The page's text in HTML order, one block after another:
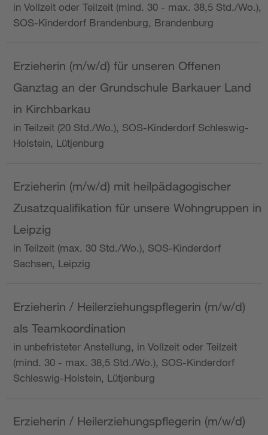
in Vollzeit oder Teilzeit (mind. 30 - max. 38,5 Std./Wo.),
SOS-Kinderdorf Brandenburg, Brandenburg
Erzieherin (m/w/d) für unseren Offenen
Ganztag an der Grundschule Barkauer Land
in Kirchbarkau
in Teilzeit (20 Std./Wo.), SOS-Kinderdorf Schleswig-
Holstein, Lütjenburg
Erzieherin (m/w/d) mit heilpädagogischer
Zusatzqualifikation für unsere Wohngruppen in
Leipzig
in Teilzeit (max. 30 Std./Wo.), SOS-Kinderdorf
Sachsen, Leipzig
Erzieherin / Heilerziehungspflegerin (m/w/d)
als Teamkoordination
in unbefristeter Anstellung, in Vollzeit oder Teilzeit
(mind. 30 - max. 38,5 Std./Wo.), SOS-Kinderdorf
Schleswig-Holstein, Lütjenburg
Erzieherin / Heilerziehungspflegerin (m/w/d)